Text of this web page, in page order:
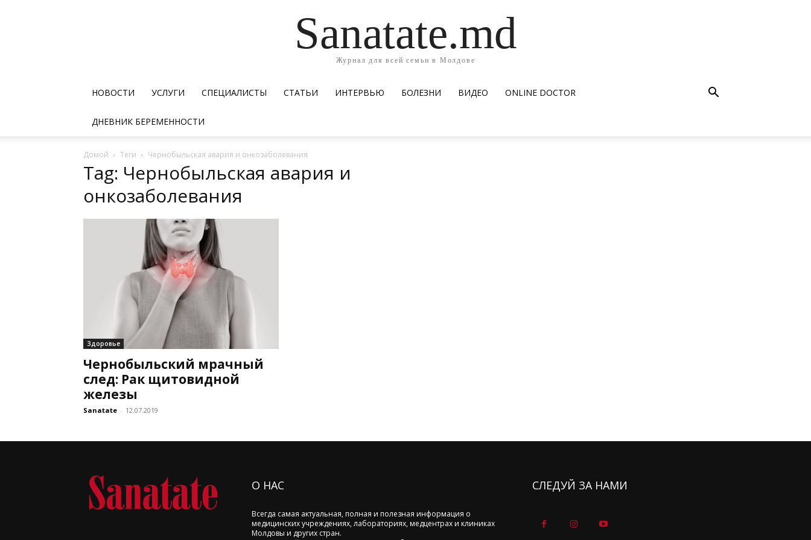
Sanatate.md
Журнал для всей семьи в Молдове
НОВОСТИ УСЛУГИ СПЕЦИАЛИСТЫ СТАТЬИ ИНТЕРВЬЮ БОЛЕЗНИ ВИДЕО ОNLINE DOCTOR
ДНЕВНИК БЕРЕМЕННОСТИ
Домой Теги Чернобыльская авария и онкозаболевания
Tag: Чернобыльская авария и
онкозаболевания
Здоровье
Чернобыльский мрачный
след: Рак щитовидной
железы
Sanatate - 12.07.2019
О НАС
Всегда самая актуальная, полная и полезная информация о
медицинских учреждениях, лабораториях, медцентрах и клиниках
Молдовы и других стран.
СЛЕДУЙ ЗА НАМИ